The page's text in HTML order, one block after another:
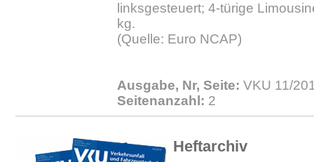
linksgesteuert; 4-türige
kg.
(Quelle: Euro NCAP)
Ausgabe, Nr, Seite: VKU 11/
Seitenanzahl: 2
Heftarchiv